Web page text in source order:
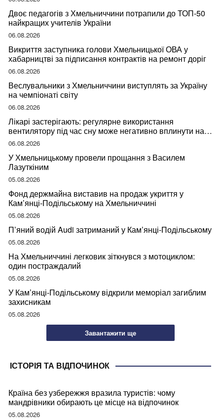
Двоє педагогів з Хмельниччини потрапили до ТОП-50
найкращих учителів України
06.08.2026
Викриття заступника голови Хмельницької ОВА у
хабарництві за підписання контрактів на ремонт доріг
06.08.2026
Веслувальники з Хмельниччини виступлять за Україну
на чемпіонаті світу
06.08.2026
Лікарі застерігають: регулярне використання
вентилятору під час сну може негативно вплинути на
ваше здоров’я
06.08.2026
У Хмельницькому провели прощання з Василем
Лазуткіним
05.08.2026
Фонд держмайна виставив на продаж укриття у
Кам’янці-Подільському на Хмельниччині
05.08.2026
П’яний водій Audi затриманий у Кам’янці-Подільському
05.08.2026
На Хмельниччині легковик зіткнувся з мотоциклом:
один постраждалий
05.08.2026
У Кам’янці-Подільському відкрили меморіал загиблим
захисникам
05.08.2026
Завантажити ще
ІСТОРІЯ ТА ВІДПОЧИНОК
Країна без узбережжя вразила туристів: чому
мандрівники обирають це місце на відпочинок
05.08.2026